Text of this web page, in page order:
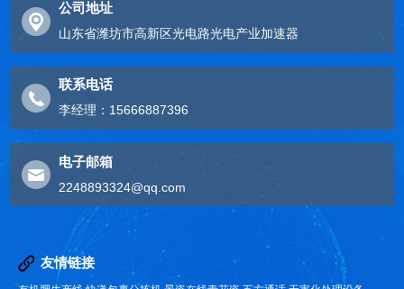
公司地址
山东省潍坊市高新区光电路光电产业加速器
联系电话
李经理：15666887396
电子邮箱
2248893324@qq.com
友情链接